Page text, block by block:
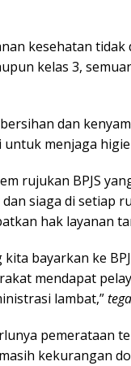
kesehatan
kelas 3,
dan
menjaga
rujukan BPJS
siaga di setiap
hak layanan
bayarkan ke
mendapat
lambat,”
pemerataan
kekurangan